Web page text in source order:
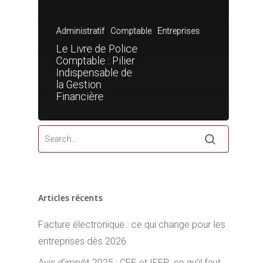
Administratif Comptable Entreprises
Le Livre de Police
Comptable : Pilier
Indispensable de
la Gestion
Financière
Articles récents
Facture électronique : ce qui change pour les
entreprises dès 2026